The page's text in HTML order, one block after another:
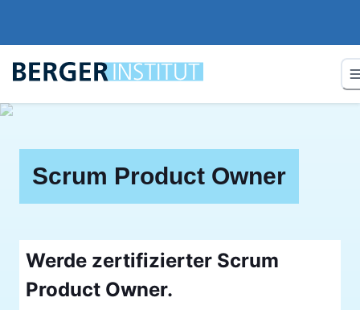
Scrum Product Owner
Werde zertifizierter Scrum
Product Owner.